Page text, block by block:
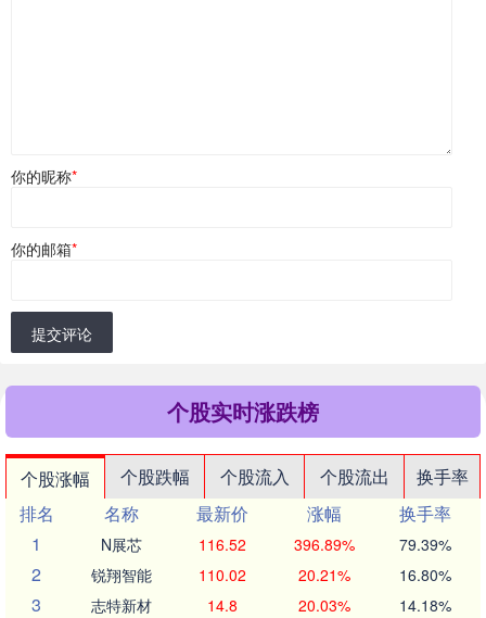
你的昵称*
你的邮箱*
提交评论
个股实时涨跌榜
个股涨幅 个股跌幅 个股流入 个股流出
换手率
排名
名称 最新价 涨幅
换手率
1
N展芯 116.52 396.89% 79.39%
2 锐翔智能 110.02 20.21% 16.80%
3 志特新材 14.8 20.03% 14.18%